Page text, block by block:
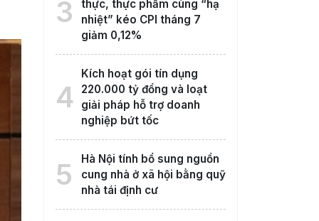
3
thực, thực phẩm cùng “hạ
nhiệt” kéo CPI tháng 7
giảm 0,12%
4
Kích hoạt gói tín dụng
220.000 tỷ đồng và loạt
giải pháp hỗ trợ doanh
nghiệp bứt tốc
5
Hà Nội tính bổ sung nguồn
cung nhà ở xã hội bằng quỹ
nhà tái định cư